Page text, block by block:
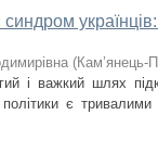
(Кам’янець-
і важкий шлях
політики є